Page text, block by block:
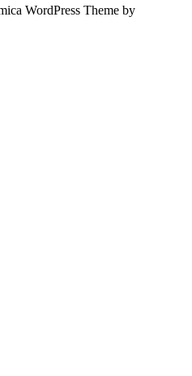
WordPress Theme by